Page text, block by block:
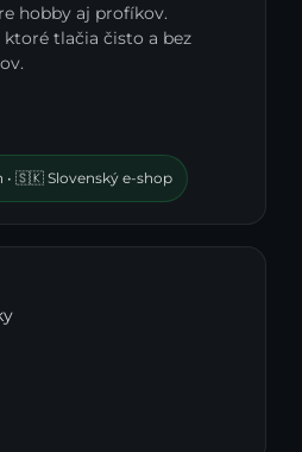
hobby aj profíkov.
tlačia čisto a bez
• 🇸🇰 Slovenský e-shop